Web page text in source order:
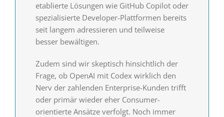
etablierte Lösungen wie GitHub Copilot oder
spezialisierte Developer-Plattformen bereits
seit langem adressieren und teilweise
besser bewältigen.
Zudem sind wir skeptisch hinsichtlich der
Frage, ob OpenAI mit Codex wirklich den
Nerv der zahlenden Enterprise-Kunden trifft
oder primär wieder eher Consumer-
orientierte Ansätze verfolgt. Noch immer